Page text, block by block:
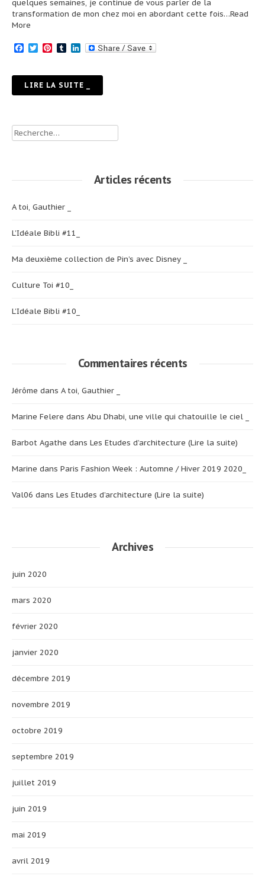
quelques semaines, je continue de vous parler de la
transformation de mon chez moi en abordant cette fois…Read
More
Facebook
TwitterPinterest
TumblrLinkedIn
LIRE LA SUITE _
Rechercher :
Articles récents
A toi, Gauthier _
L’Idéale Bibli #11_
Ma deuxième collection de Pin’s avec Disney _
Culture Toi #10_
L’Idéale Bibli #10_
Commentaires récents
Jérôme dans A toi, Gauthier _
Marine Felere dans Abu Dhabi, une ville qui chatouille le ciel _
Barbot Agathe dans Les Etudes d’architecture (Lire la suite)
Marine dans Paris Fashion Week : Automne / Hiver 2019 2020_
Val06 dans Les Etudes d’architecture (Lire la suite)
Archives
juin 2020
mars 2020
février 2020
janvier 2020
décembre 2019
novembre 2019
octobre 2019
septembre 2019
juillet 2019
juin 2019
mai 2019
avril 2019